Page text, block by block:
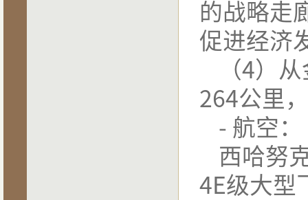
的战略走
促进经济
（4）
264公里
- 航空：
西哈努
4E级大型